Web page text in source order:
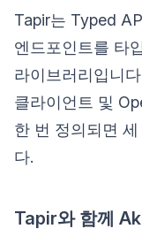
Tapir는 Typed
엔드포인트를 타
라이브러리입니
클라이언트 및
한 번 정의되면
다.
Tapir와 함께